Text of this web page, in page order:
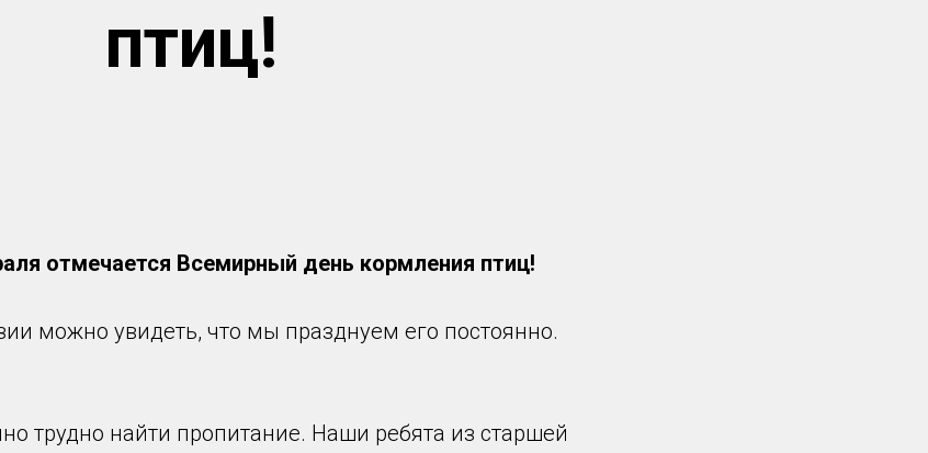
птиц!
отмечается Всемирный день кормления птиц!
можно увидеть, что мы празднуем его постоянно.
трудно найти пропитание. Наши ребята из старшей